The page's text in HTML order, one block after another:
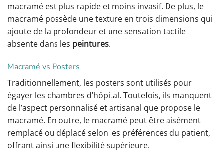
macramé est plus rapide et moins invasif. De plus, le
macramé possède une texture en trois dimensions qui
ajoute de la profondeur et une sensation tactile
absente dans les peintures.
Macramé vs Posters
Traditionnellement, les posters sont utilisés pour
égayer les chambres d’hôpital. Toutefois, ils manquent
de l’aspect personnalisé et artisanal que propose le
macramé. En outre, le macramé peut être aisément
remplacé ou déplacé selon les préférences du patient,
offrant ainsi une flexibilité supérieure.